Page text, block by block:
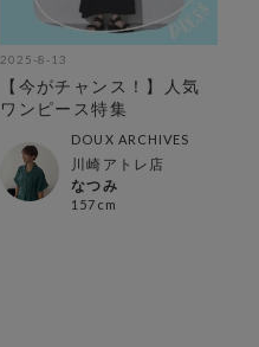
2025-8-13
【今がチャンス！】人気
ワンピース特集
DOUX ARCHIVES
川崎アトレ店
なつみ
157cm